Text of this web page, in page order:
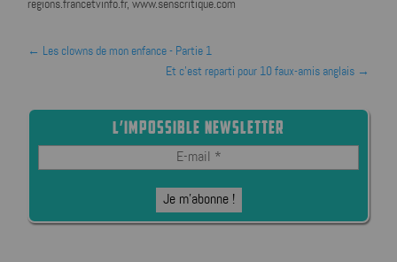
regions.francetvinfo.fr, www.senscritique.com
← Les clowns de mon enfance - Partie 1
Et c'est reparti pour 10 faux-amis anglais→
L’IMPOSSIBLE NEWSLETTER